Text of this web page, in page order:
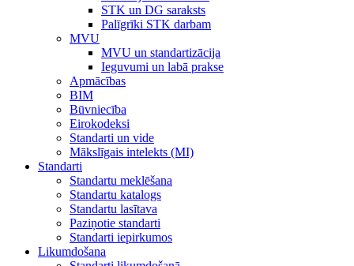
STK un DG saraksts
Palīgrīki STK darbam
MVU
MVU un standartizācija
Ieguvumi un labā prakse
Apmācības
BIM
Būvniecība
Eirokodeksi
Standarti un vide
Mākslīgais intelekts (MI)
Standarti
Standartu meklēšana
Standartu katalogs
Standartu lasītava
Paziņotie standarti
Standarti iepirkumos
Likumdošana